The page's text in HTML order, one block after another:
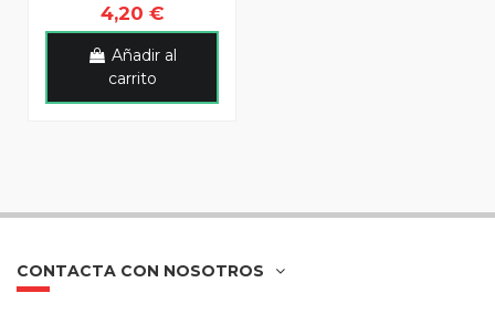
4,20 €
Añadir al
carrito
CONTACTA CON NOSOTROS